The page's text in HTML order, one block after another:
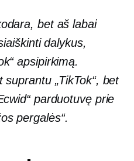
bet aš labai
dalykus,
apsipirkimą.
„TikTok“, bet
parduotuvę prie
pergalės“.